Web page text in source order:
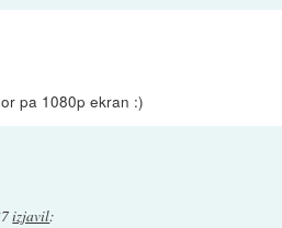
pa 1080p ekran :)
izjavil: